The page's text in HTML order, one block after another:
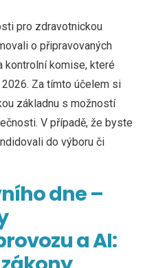
pro zdravotnickou
o připravovaných
kontrolní komise, které
Za tímto účelem si
základnu s možností
V případě, že byste
do výboru či
dne –
a AI: